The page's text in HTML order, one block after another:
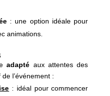
: une option idéale pour
animations.
adapté aux attentes des
de l’événement :
: idéal pour commencer